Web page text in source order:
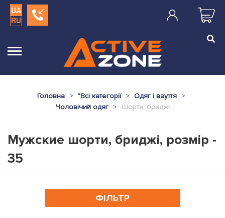
UA
RU
Головна "Всі категорії
Одяг і взуття
Чоловічий одяг
Шорти, бриджі
Мужские шорти, бриджі, розмір -
35
ФІЛЬТР